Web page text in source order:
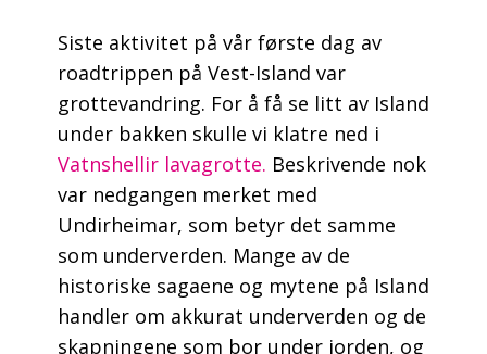
Siste aktivitet på vår første dag av
roadtrippen på Vest-Island var
grottevandring. For å få se litt av Island
under bakken skulle vi klatre ned i
Vatnshellir lavagrotte. Beskrivende nok
var nedgangen merket med
Undirheimar, som betyr det samme
som underverden. Mange av de
historiske sagaene og mytene på Island
handler om akkurat underverden og de
skapningene som bor under jorden, og